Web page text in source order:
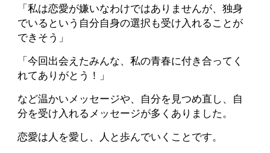
「私は恋愛が嫌いなわけではありませんが、独身
でいるという自分自身の選択も受け入れることが
できそう」
「今回出会えたみんな、私の青春に付き合ってく
れてありがとう！」
など温かいメッセージや、自分を見つめ直し、自
分を受け入れるメッセージが多くありました。
恋愛は人を愛し、人と歩んでいくことです。